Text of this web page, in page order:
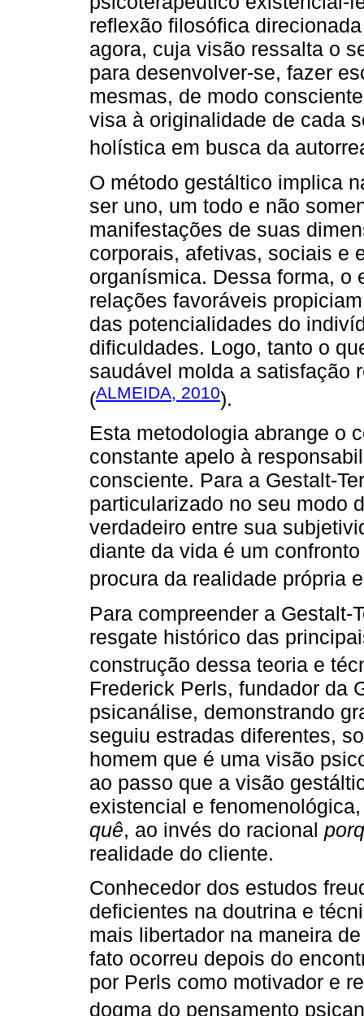
reflexão filosófica
agora, cuja visão ressalta o
para desenvolver-se, fazer
mesmas, de modo
visa à originalidade de cada
holística em busca da
O método gestáltico implica
ser uno, um todo e não
manifestações de suas
corporais, afetivas, sociais e
organísmica. Dessa forma, o
relações favoráveis
das potencialidades do
dificuldades. Logo, tanto o
saudável molda a satisfação
(ALMEIDA, 2010).
Esta metodologia abrange o
constante apelo à
consciente. Para a Gestalt-
particularizado no seu modo
verdadeiro entre sua
diante da vida é um
procura da realidade própria
Para compreender a Gestalt-
resgate histórico das
construção dessa teoria e
Frederick Perls, fundador da
psicanálise, demonstrando
seguiu estradas diferentes,
homem que é uma visão
ao passo que a visão
existencial e
quê, ao invés do racional
realidade do cliente.
Conhecedor dos estudos
deficientes na doutrina e
mais libertador na maneira
fato ocorreu depois do
por Perls como motivador e
dogma do pensamento